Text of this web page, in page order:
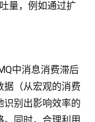
量，例如通过扩
中消息消费滞后
据（从宏观的消费
识别出影响效率的